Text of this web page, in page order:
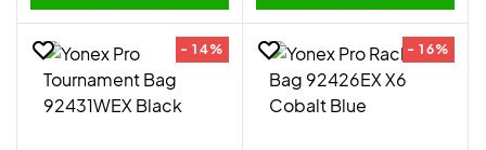
- 14% - 16%